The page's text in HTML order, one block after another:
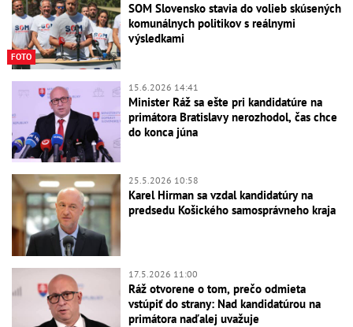
FOTO
SOM Slovensko stavia do volieb skúsených
komunálnych politikov s reálnymi
výsledkami
15.6.2026 14:41
Minister Ráž sa ešte pri kandidatúre na
primátora Bratislavy nerozhodol, čas chce
do konca júna
25.5.2026 10:58
Karel Hirman sa vzdal kandidatúry na
predsedu Košického samosprávneho kraja
17.5.2026 11:00
Ráž otvorene o tom, prečo odmieta
vstúpiť do strany: Nad kandidatúrou na
primátora naďalej uvažuje